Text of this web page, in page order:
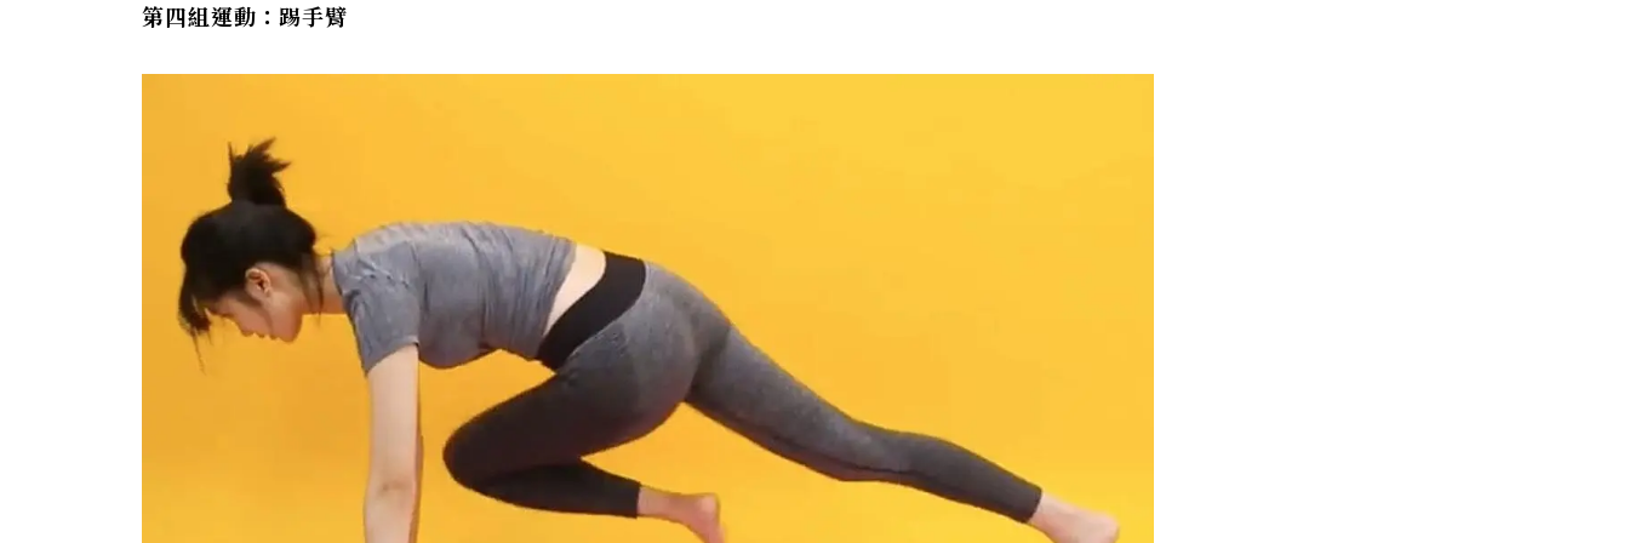
第四組運動：踢手臂